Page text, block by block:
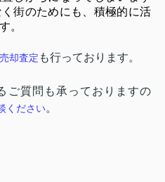
街のためにも、積極的に活
。
売却査定 も行っております。
ご質問も承っておりますの
く ださい。